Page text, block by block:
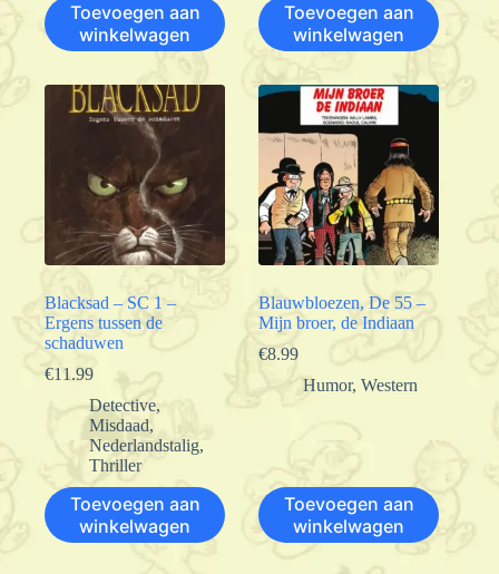
Toevoegen aan
winkelwagen
Toevoegen aan
winkelwagen
Blacksad – SC 1 –
Ergens tussen de
schaduwen
€11.99
Detective,
Misdaad,
Nederlandstalig,
Thriller
Toevoegen aan
winkelwagen
Blauwbloezen, De 55 –
Mijn broer, de Indiaan
€8.99
Humor,Western
Toevoegen aan
winkelwagen